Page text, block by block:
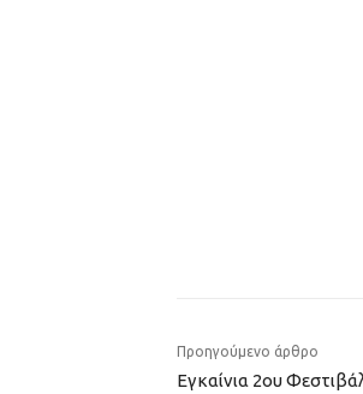
Προηγούμενο άρθρο
Εγκαίνια 2ου